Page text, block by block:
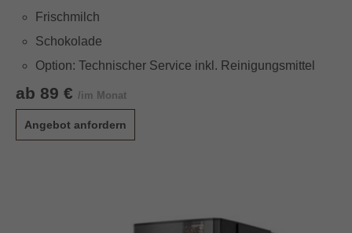
Frischmilch
Schokolade
Option: Technischer Service inkl. Reinigungsmittel
ab 89 € /im Monat
Angebot anfordern